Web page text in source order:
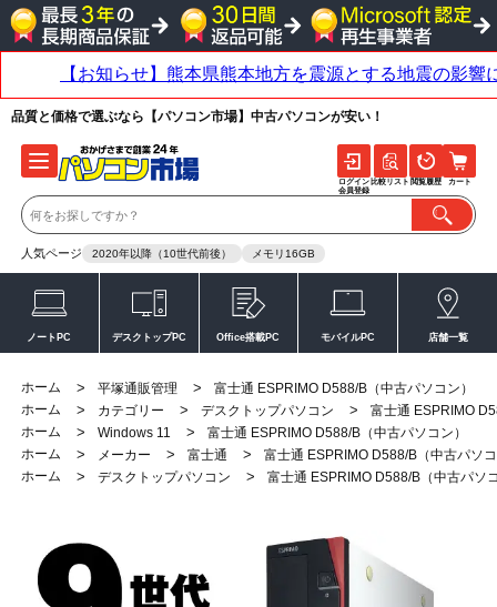
品質と価格で選ぶなら【パソコン市場】中古パソコンが安い！
人気ページ 2020年以降（10世代前後） メモリ16GB
ログイン
会員登録
比較リスト 閲覧履歴 カート
ノートPC デスクトップPC Office搭載PC モバイルPC 店舗一覧
ホーム > 平塚通販管理 >
富士通 ESPRIMO D588/B（中古パソコン）
ホーム
> カテゴリー > デスクトップパソコン >
富士通 ESPRIMO
ホーム
> Windows 11 >
富士通 ESPRIMO D588/B（中古パソコン）
ホーム
> メーカー > 富士通 >
富士通 ESPRIMO D588/B（中古パソ
ホーム
> デスクトップパソコン > 富士通 ESPRIMO D588/B（中古パソ